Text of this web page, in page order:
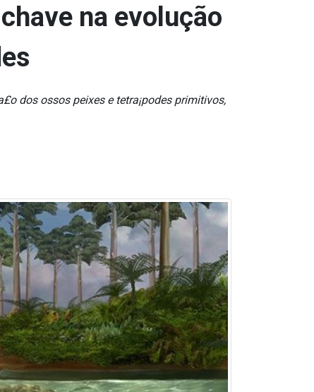
na evolução
dos ossos peixes e tetra¡podes primitivos,